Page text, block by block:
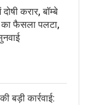
करार, बॉम्बे
का फैसला पलटा,
बड़ी कार्रवाई: